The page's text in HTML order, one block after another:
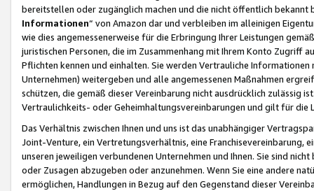
bereitstellen oder zugänglich machen und die nicht öffentlich
Informationen“ von Amazon dar und verbleiben im alleinigen
wie dies angemessenerweise für die Erbringung Ihrer Leistungen
juristischen Personen, die im Zusammenhang mit Ihrem Konto
Pflichten kennen und einhalten. Sie werden Vertrauliche
Unternehmen) weitergeben und alle angemessenen Maßnahmen
schützen, die gemäß dieser Vereinbarung nicht ausdrücklich zulässig
Vertraulichkeits- oder Geheimhaltungsvereinbarungen und gilt für die
Das Verhältnis zwischen Ihnen und uns ist das unabhängiger
Joint-Venture, ein Vertretungsverhältnis, eine Franchisevereinbarung,
unseren jeweiligen verbundenen Unternehmen und Ihnen. Sie sind
oder Zusagen abzugeben oder anzunehmen. Wenn Sie eine andere
ermöglichen, Handlungen in Bezug auf den Gegenstand dieser